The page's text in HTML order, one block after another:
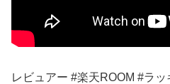
レビュアー #楽天ROOM #ラ